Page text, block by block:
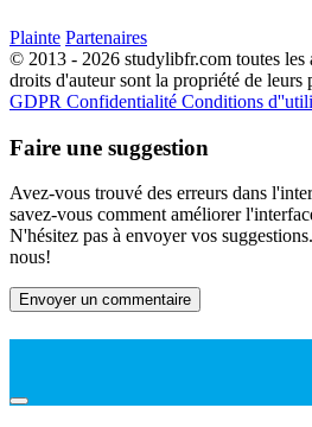
Plainte Partenaires
© 2013 - 2026 studylibfr.com toutes les
droits d'auteur sont la propriété de leurs
GDPR Confidentialité Conditions
Faire une suggestion
Avez-vous trouvé des erreurs dans
savez-vous comment améliorer
N'hésitez pas à envoyer vos
nous!
Envoyer un commentaire